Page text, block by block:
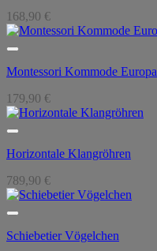
168,90 €
Montessori Kommode Europa
179,90 €
Horizontale Klangröhren
789,90 €
Schiebetier Vögelchen